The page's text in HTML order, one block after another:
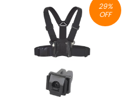
29%
OFF